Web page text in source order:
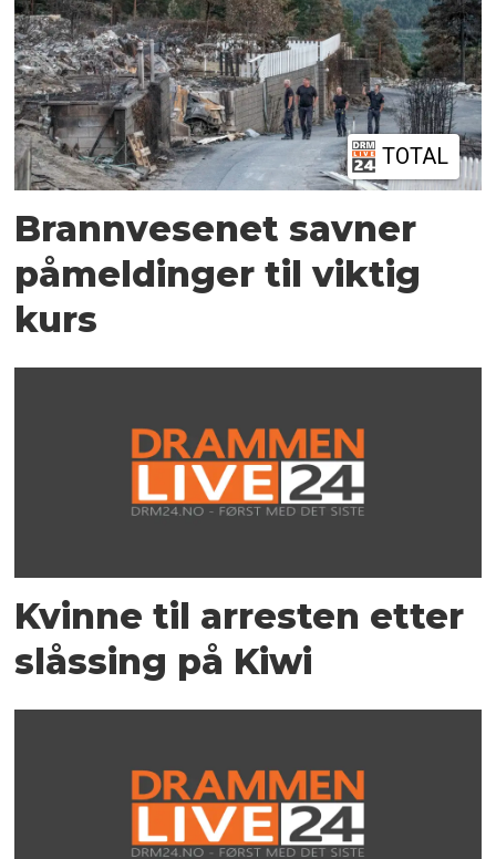
TOTAL
Brannvesenet savner
påmeldinger til viktig
kurs
Kvinne til arresten etter
slåssing på Kiwi